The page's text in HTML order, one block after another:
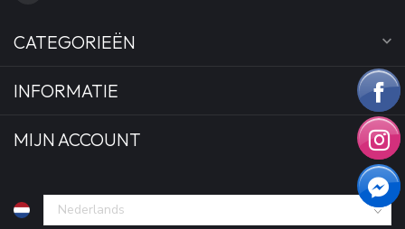
CATEGORIEËN
INFORMATIE
MIJN ACCOUNT